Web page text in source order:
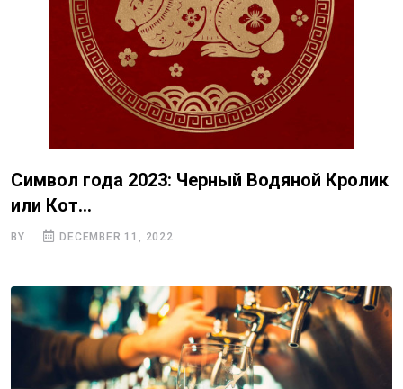
Символ года 2023: Черный Водяной Кролик
или Кот...
BY DECEMBER 11, 2022